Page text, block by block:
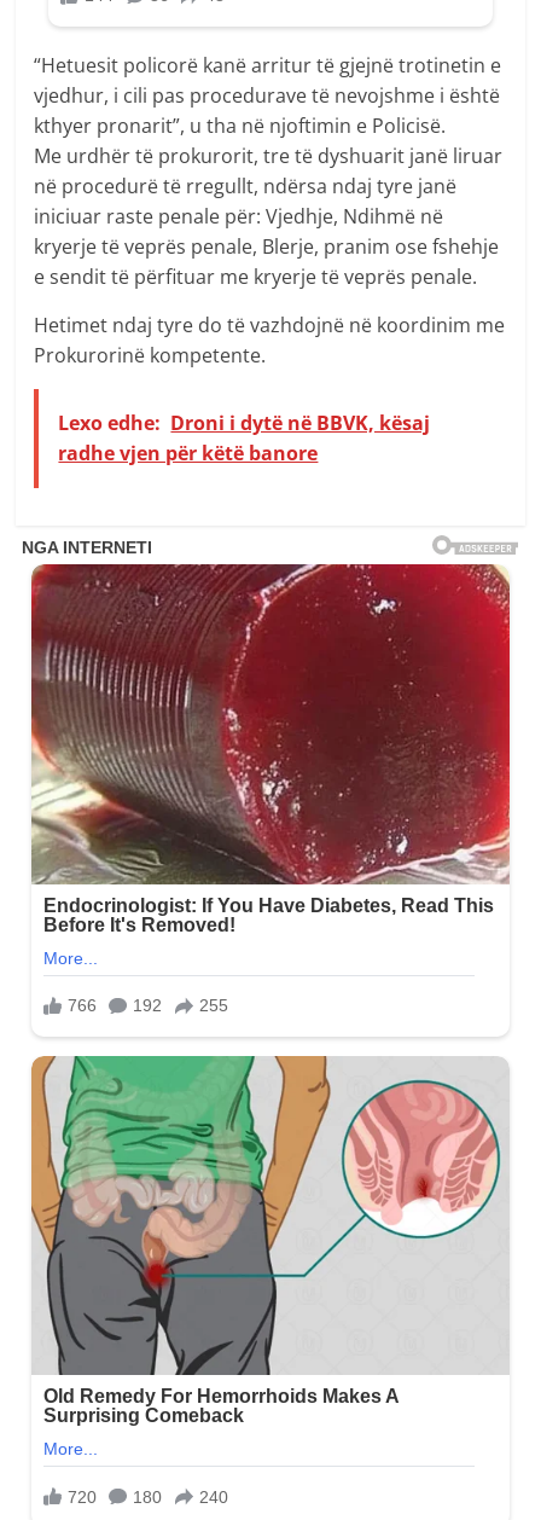
“Hetuesit policorë kanë arritur të gjejnë trotinetin e
vjedhur, i cili pas procedurave të nevojshme i është
kthyer pronarit”, u tha në njoftimin e Policisë.
Me urdhër të prokurorit, tre të dyshuarit janë liruar
në procedurë të rregullt, ndërsa ndaj tyre janë
iniciuar raste penale për: Vjedhje, Ndihmë në
kryerje të veprës penale, Blerje, pranim ose fshehje
e sendit të përfituar me kryerje të veprës penale.
Hetimet ndaj tyre do të vazhdojnë në koordinim me
Prokurorinë kompetente.
Lexo edhe: Droni i dytë në BBVK, kësaj
radhe vjen për këtë banore